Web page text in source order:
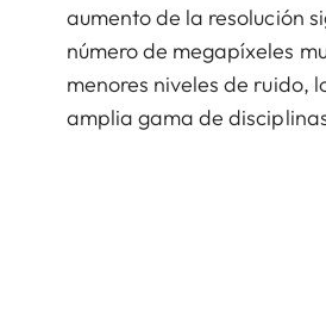
aumento de la resolución
número de megapíxeles
menores niveles de ruido,
amplia gama de